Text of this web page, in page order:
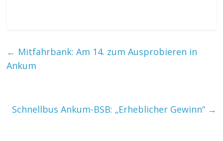
← Mitfahrbank: Am 14. zum Ausprobieren in
Ankum
Schnellbus Ankum-BSB: „Erheblicher Gewinn“ →